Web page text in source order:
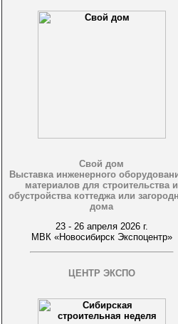
Свой дом
Выставка инженерного
материалов для строительства и
обустройства коттеджа или
дома
23 - 26 апреля 2026 г.
МВК «Новосибирск Экспоцентр»
ЦЕНТР ЭКСПО